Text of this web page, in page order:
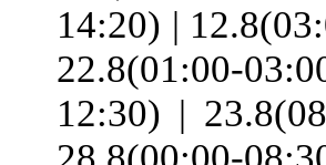
14:20) |
22.8(01:00-
12:30) |